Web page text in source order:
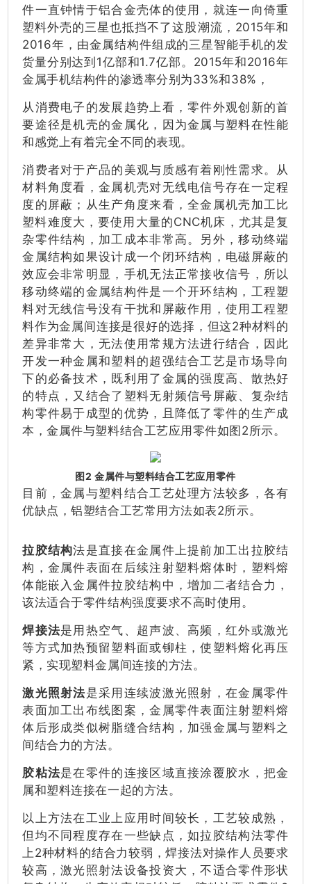
件一直钟情于铝合金壳体的使用，就连一向倚重
塑料外壳的三星也抵挡不了这股潮流，2015年和
2016年，由金属结构件组成的三星智能手机的发
货量分别达到1亿部和1.7亿部。2015年和2016年
金属手机结构件的渗透率分别为33%和38%，
从消费电子的发展趋势上看，零件外观创新的首
要途径是机壳的金属化，因为金属与塑料在性能
和感觉上有着完全不同的表现。
消费者对于产品的美观与质感有着刚性需求。从
材料角度看，金属机壳对无线电信号存在一定程
度的屏蔽；从生产角度来看，全金属机壳加工比
塑料难度大，要使用大量的CNC机床，尤其是复
杂零件结构，加工成本非常高。另外，移动终端
金属结构如果设计成一个闭环结构，电磁屏蔽的
效应会非常明显，手机无法正常接收信号，所以
移动终端的金属结构件是一个开环结构，工程塑
料对无线信号没有干扰和屏蔽作用，使用工程塑
料作为金属间连接是很好的选择，但这2种材料的
差异非常大，无法使用常规方法进行结合，因此
开发一种金属和塑料的超强结合工艺是市场导向
下的必备技术，既利用了金属的强度高、散热好
的特点，又结合了塑料无射频信号屏蔽、复杂结
构零件易于成型的优势，且降低了零件的生产成
本，金属件与塑料结合工艺应用零件如图2所示。
图2 金属件与塑料结合工艺应用零件
目前，金属与塑料结合工艺处理方法较多，各有
优缺点，铝塑结合工艺常用方法如表2所示。
拉胶结构法是直接在金属件上提前加工出拉胶结
构，金属件表面在后续注射塑料熔体时，塑料熔
体能嵌入金属件拉胶结构中，增加二者结合力，
该法适合于零件结构强度要求不高时使用。
焊接法是用热空气、超声波、高频，红外或激光
等方式加热预留塑料面或铆柱，使塑料熔化再压
紧，实现塑料金属间连接的方法。
激光照射法是采用连续波激光照射，在金属零件
表面加工出布线图案，金属零件表面注射塑料熔
体后形成类似树脂缝合结构，加强金属与塑料之
间结合力的方法。
胶粘法是在零件的连接区域直接涂覆胶水，把金
属和塑料连接在一起的方法。
以上方法在工业上应用时间较长，工艺较成熟，
但均不同程度存在一些缺点，如拉胶结构法零件
上2种材料的结合力较弱，焊接法对操作人员要求
较高，激光照射法设备投资大，不适合零件形状